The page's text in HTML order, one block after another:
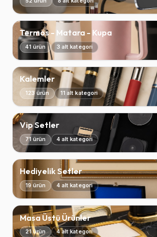
Termos - Matara - Kupa
41 ürün 3 alt kategori
Kalemler
123 ürün 11 alt kategori
Vip Setler
71 ürün 4 alt kategori
Hediyelik Setler
19 ürün 4 alt kategori
Masa Üstü Ürünler
21 ürün 4 alt kategori